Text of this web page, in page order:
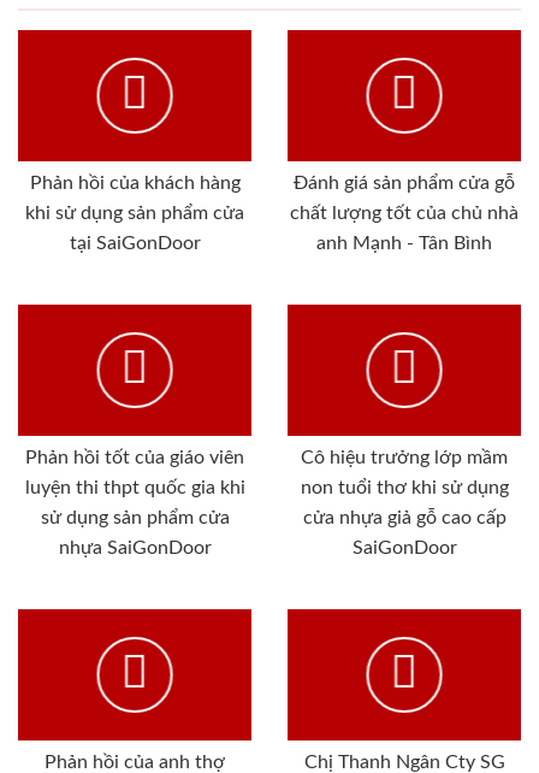
Phản hồi của khách hàng
khi sử dụng sản phẩm cửa
tại SaiGonDoor
Đánh giá sản phẩm cửa gỗ
chất lượng tốt của chủ nhà
anh Mạnh - Tân Bình
Phản hồi tốt của giáo viên
luyện thi thpt quốc gia khi
sử dụng sản phẩm cửa
nhựa SaiGonDoor
Cô hiệu trưởng lớp mầm
non tuổi thơ khi sử dụng
cửa nhựa giả gỗ cao cấp
SaiGonDoor
Phản hồi của anh thợ Chị Thanh Ngân Cty SG